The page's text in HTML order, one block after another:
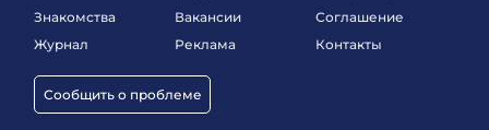
Знакомства
Журнал
Сообщить о проблеме
Вакансии
Реклама
Соглашение
Контакты